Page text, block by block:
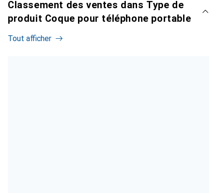
Classement des ventes dans Type de
produit Coque pour téléphone portable
Tout afficher